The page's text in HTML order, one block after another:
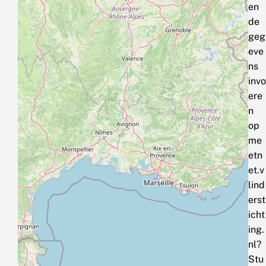
en
de
geg
eve
ns
invo
ere
n
op
me
etn
et.v
lind
erst
icht
ing.
nl?
Stu